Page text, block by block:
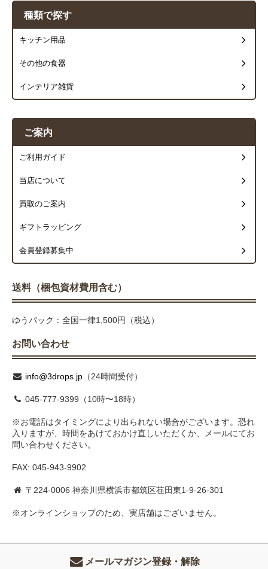
種類で探す
キッチン用品
その他の食器
インテリア雑貨
ご案内
ご利用ガイド
当店について
買取のご案内
ギフトラッピング
会員登録募集中
送料（梱包資材費用含む）
ゆうパック：全国一律1,500円（税込）
お問い合わせ
info@3drops.jp （24時間受付）
045-777-9399（10時〜18時）
※お電話はタイミングにより出られない場合がございます。恐れ
入りますが、時間をあけておかけ直しいただくか、メールにてお
問い合わせください。
FAX: 045-943-9902
〒224-0006 神奈川県横浜市都筑区荏田東1-9-26-301
※オンラインショップのため、実店舗はございません。
メールマガジン登録・解除